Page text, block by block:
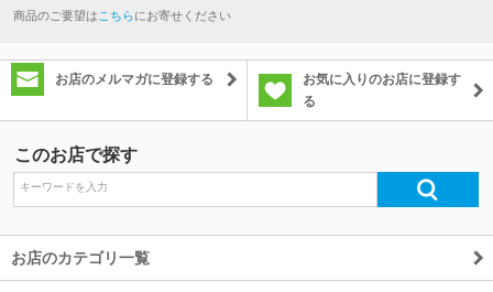
商品のご要望は こちらにお寄せください
お店のメルマガに登録する
お気に入りのお店に登録す
る
このお店で探す
お店のカテゴリ一覧